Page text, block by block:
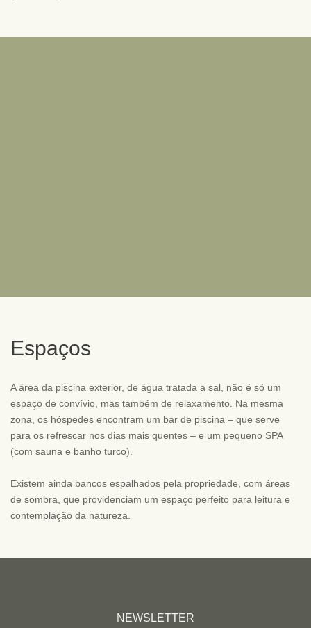
Espaços
A área da piscina exterior, de água tratada a sal, não é só um
espaço de convívio, mas também de relaxamento. Na mesma
zona, os hóspedes encontram um bar de piscina – que serve
para os refrescar nos dias mais quentes – e um pequeno SPA
(com sauna e banho turco).
Existem ainda bancos espalhados pela propriedade, com áreas
de sombra, que providenciam um espaço perfeito para leitura e
contemplação da natureza.
NEWSLETTER